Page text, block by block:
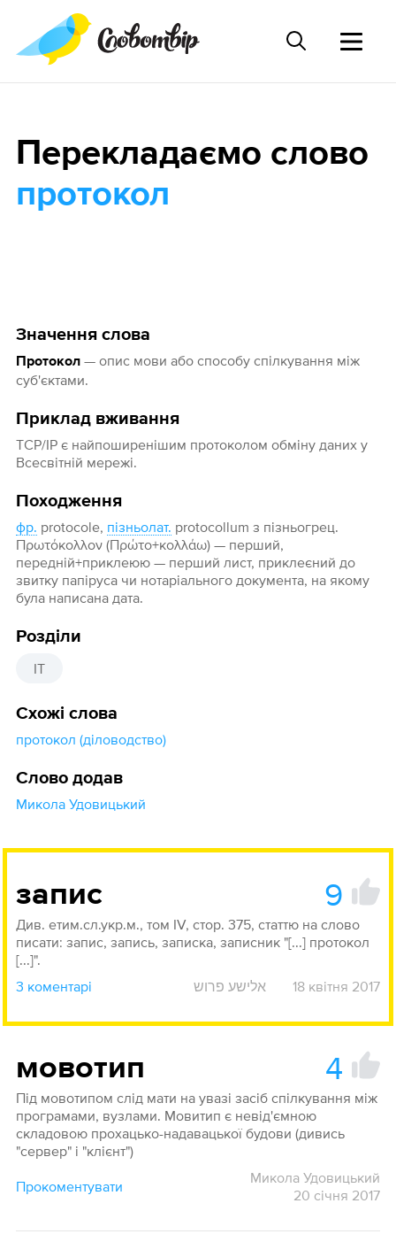
Значення слова
Протокол— опис мови або способу спілкування між
суб'єктами.
Приклад вживання
ТСР/ІР є найпоширенішим протоколом обміну даних у
Всесвітній мережі.
Походження
фр. protocole, пізньолат. protocollum з пізньогрец.
Πρωτόκολλον (Πρώτο+κολλάω) — перший,
передній+приклеюю — перший лист, приклеєний до
звитку папіруса чи нотаріального документа, на якому
була написана дата.
Розділи
IT
Схожі слова
протокол (діловодство)
Слово додав
Микола Удовицький
Перекладаємо слово
протокол
запис 9
Див. етим.сл.укр.м., том IV, стор. 375, статтю на слово
писати: запис, запись, записка, записник "[...] протокол
[...]".
3 коментарі
אלישע פרוש 18 квітня 2017
мовотип 4
Під мовотипом слід мати на увазі засіб спілкування між
програмами, вузлами. Мовитип є невід'ємною
складовою прохацько-надавацької будови (дивись
"сервер" і "клієнт")
Прокоментувати
Микола Удовицький
20 січня 2017